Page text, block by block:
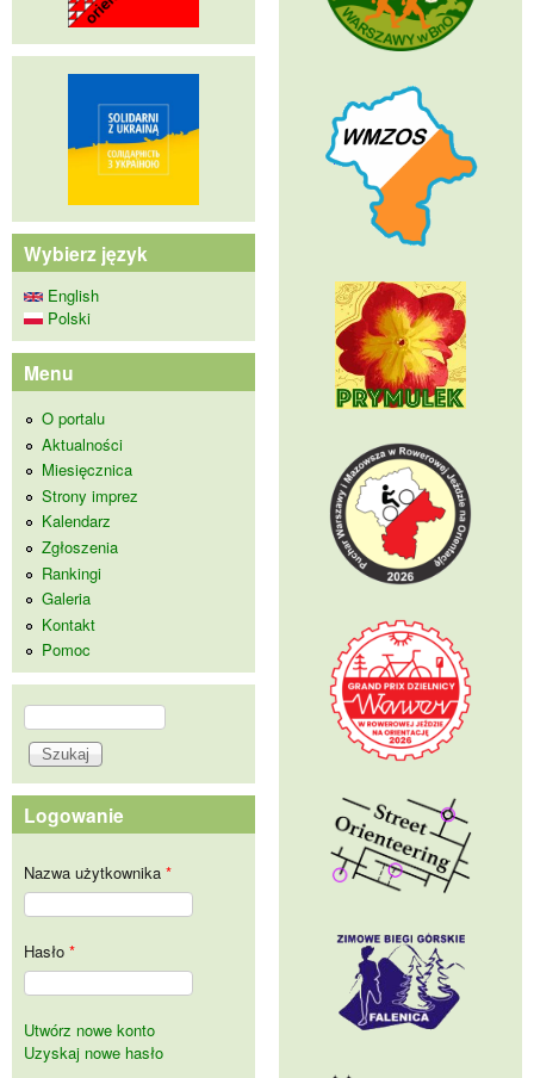
Wybierz język
English
Polski
Menu
O portalu
Aktualności
Miesięcznica
Strony imprez
Kalendarz
Zgłoszenia
Rankingi
Galeria
Kontakt
Pomoc
Formularz wyszukiwania
Szukaj
Logowanie
Nazwa użytkownika *
Hasło *
Utwórz nowe konto
Uzyskaj nowe hasło